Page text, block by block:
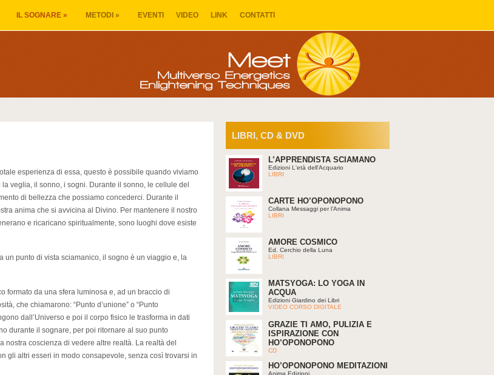
IL SOGNARE » METODI » EVENTI VIDEO LINK CONTATTI
esperienza di essa, questo è possibile quando viviamo
veglia, il sonno, i sogni. Durante il sonno, le cellule del
di bellezza che possiamo concederci. Durante il
anima che si avvicina al Divino. Per mantenere il nostro
e ricaricano spiritualmente, sono luoghi dove esiste
punto di vista sciamanico, il sogno è un viaggio e, la
formato da una sfera luminosa e, ad un braccio di
che chiamarono: “Punto d’unione” o “Punto
dall’Universo e poi il corpo fisico le trasforma in dati
durante il sognare, per poi ritornare al suo punto
nostra coscienza di vedere altre realtà. La realtà del
gli altri esseri in modo consapevole, senza così trovarsi in
LIBRI, CD & DVD
L’APPRENDISTA SCIAMANO
Edizioni L'età dell'Acquario
LIBRI
CARTE HO’OPONOPONO
Collana Messaggi per l’Anima
LIBRI
AMORE COSMICO
Ed. Cerchio della Luna
LIBRI
MATSYOGA: LO YOGA IN
ACQUA
Edizioni Giardino dei Libri
VIDEO CORSO DIGITALE
GRAZIE TI AMO, PULIZIA E
ISPIRAZIONE CON
HO’OPONOPONO
CD
HO’OPONOPONO MEDITAZIONI
Anima Edizioni